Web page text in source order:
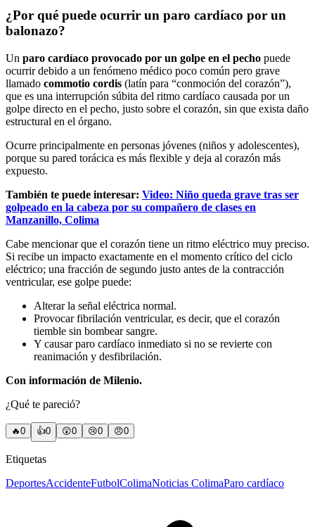
¿Por qué puede ocurrir un paro cardíaco por un
balonazo?
Un paro cardíaco provocado por un golpe en el pecho puede
ocurrir debido a un fenómeno médico poco común pero grave
llamado commotio cordis (latín para “conmoción del corazón”),
que es una interrupción súbita del ritmo cardíaco causada por un
golpe directo en el pecho, justo sobre el corazón, sin que exista daño
estructural en el órgano.
Ocurre principalmente en personas jóvenes (niños y adolescentes),
porque su pared torácica es más flexible y deja al corazón más
expuesto.
También te puede interesar: Video: Niño queda grave tras ser
golpeado en la cabeza por su compañero de clases en
Manzanillo, Colima
Cabe mencionar que el corazón tiene un ritmo eléctrico muy preciso.
Si recibe un impacto exactamente en el momento crítico del ciclo
eléctrico; una fracción de segundo justo antes de la contracción
ventricular, ese golpe puede:
Alterar la señal eléctrica normal.
Provocar fibrilación ventricular, es decir, que el corazón
tiemble sin bombear sangre.
Y causar paro cardíaco inmediato si no se revierte con
reanimación y desfibrilación.
Con información de Milenio.
¿Qué te pareció?
🔥0 👍0 😲0 😢0 😠0
Etiquetas
DeportesAccidenteFutbolColimaNoticias ColimaParo cardíaco